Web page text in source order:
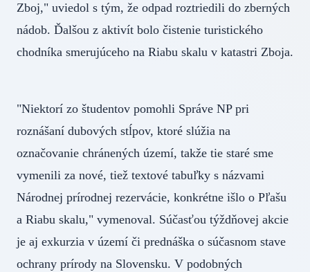
Zboj," uviedol s tým, že odpad roztriedili do zberných
nádob. Ďalšou z aktivít bolo čistenie turistického
chodníka smerujúceho na Riabu skalu v katastri Zboja.
"Niektorí zo študentov pomohli Správe NP pri
roznášaní dubových stĺpov, ktoré slúžia na
označovanie chránených území, takže tie staré sme
vymenili za nové, tiež textové tabuľky s názvami
Národnej prírodnej rezervácie, konkrétne išlo o Pľašu
a Riabu skalu," vymenoval. Súčasťou týždňovej akcie
je aj exkurzia v území či prednáška o súčasnom stave
ochrany prírody na Slovensku. V podobných